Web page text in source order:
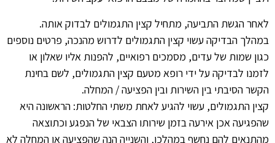
לאחר הגשת התביעה, מתחיל קצין התגמולים לבדוק אותה.
במהלך הבדיקה עשוי קצין התגמולים לדרוש מהנכה, פרטים נוספים
כגון שמות של עדים, מסמכים רפואיים, להפנות אליו שאלון או
לזמנו לבדיקה על ידי רופא מטעם קצין התגמולים, לשם בחינת
הקשר הסיבתי בין השירות ובין הפציעה / המחלה.
קצין התגמולים, עשוי להגיע לאחת משתי החלטות: הראשונה היא
שהפגיעה אכן אירעה בזמן שירותו הצבאי של הנפגע וכתוצאה
מהתנאים להם נחשף במהלכו, והשנייה הנה שהפציעה או המחלה לא